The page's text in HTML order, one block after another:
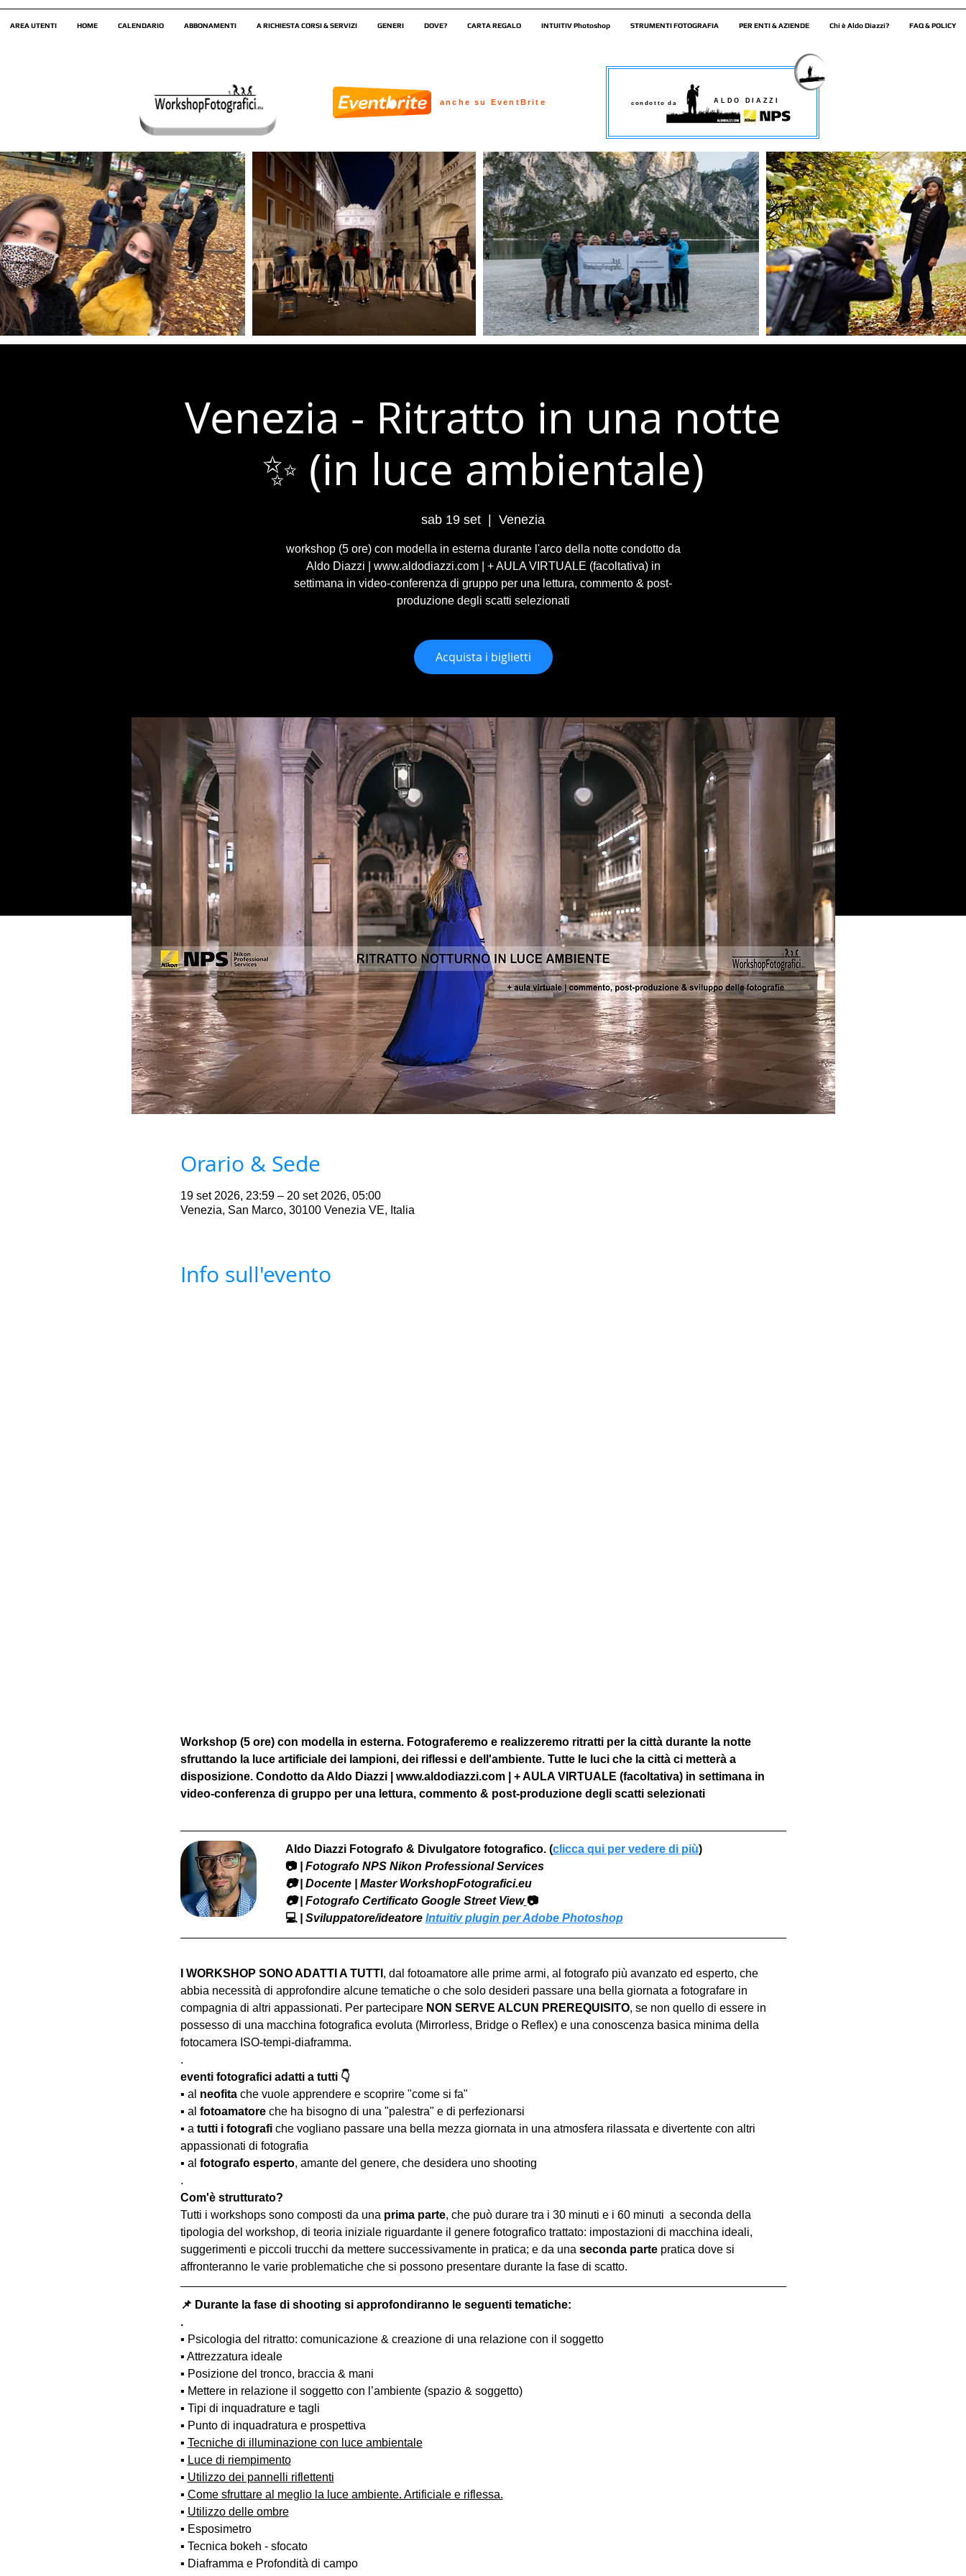
AREA UTENTI HOME CALENDARIO ABBONAMENTI A RICHIESTA CORSI & SERVIZI GENERI DOVE? CARTA REGALO INTUITIV Photoshop STRUMENTI FOTOGRAFIA PER ENTI & AZIENDE Chi è Aldo Diazzi? FAQ & POLICY
Venezia - Ritratto in una notte
✨ (in luce ambientale)
sab 19 set Venezia
workshop (5 ore) con modella in esterna durante l'arco della notte condotto da
Aldo Diazzi | www.aldodiazzi.com | + AULA VIRTUALE (facoltativa) in
settimana in video-conferenza di gruppo per una lettura, commento & post-
produzione degli scatti selezionati
Acquista i biglietti
Orario & Sede
19 set 2026, 23:59 – 20 set 2026, 05:00
Venezia, San Marco, 30100 Venezia VE, Italia
Info sull'evento
Workshop (5 ore) con modella in esterna. Fotograferemo e realizzeremo ritratti per la città durante la notte
sfruttando la luce artificiale dei lampioni, dei riflessi e dell'ambiente. Tutte le luci che la città ci metterà a
disposizione. Condotto da Aldo Diazzi | www.aldodiazzi.com | + AULA VIRTUALE (facoltativa) in settimana in
video-conferenza di gruppo per una lettura, commento & post-produzione degli scatti selezionati
Aldo Diazzi Fotografo & Divulgatore fotografico. (clicca qui per vedere di più)
📷 | Fotografo NPS Nikon Professional Services
​📷 | Docente | Master WorkshopFotografici.eu
📷 | Fotografo Certificato Google Street View 📷
💻 | Sviluppatore/ideatore Intuitiv plugin per Adobe Photoshop
I WORKSHOP SONO ADATTI A TUTTI , dal fotoamatore alle prime armi, al fotografo più avanzato ed esperto, che
abbia necessità di approfondire alcune tematiche o che solo desideri passare una bella giornata a fotografare in
compagnia di altri appassionati. Per partecipare NON SERVE ALCUN PREREQUISITO, se non quello di essere in
possesso di una macchina fotografica evoluta (Mirrorless, Bridge o Reflex) e una conoscenza basica minima della
fotocamera ISO-tempi-diaframma.
.
eventi fotografici adatti a tutti 👇
▪️ al neofita che vuole apprendere e scoprire "come si fa"
▪️ al fotoamatore che ha bisogno di una "palestra" e di perfezionarsi
▪️ a tutti i fotografi che vogliano passare una bella mezza giornata in una atmosfera rilassata e divertente con altri
appassionati di fotografia
▪️ al fotografo esperto, amante del genere, che desidera uno shooting
.
Com'è strutturato?
Tutti i workshops sono composti da una prima parte, che può durare tra i 30 minuti e i 60 minuti  a seconda della
tipologia del workshop, di teoria iniziale riguardante il genere fotografico trattato: impostazioni di macchina ideali,
suggerimenti e piccoli trucchi da mettere successivamente in pratica; e da una seconda parte pratica dove si
affronteranno le varie problematiche che si possono presentare durante la fase di scatto.
📌 Durante la fase di shooting si approfondiranno le seguenti tematiche:
.
▪️ Psicologia del ritratto: comunicazione & creazione di una relazione con il soggetto
▪️ Attrezzatura ideale
▪️ Posizione del tronco, braccia & mani
▪️ Mettere in relazione il soggetto con l’ambiente (spazio & soggetto)
▪️ Tipi di inquadrature e tagli
▪️ Punto di inquadratura e prospettiva
▪️ Tecniche di illuminazione con luce ambientale
▪️ Luce di riempimento
▪️ Utilizzo dei pannelli riflettenti
▪️ Come sfruttare al meglio la luce ambiente. Artificiale e riflessa.
▪️ Utilizzo delle ombre
▪️ Esposimetro
▪️ Tecnica bokeh - sfocato
▪️ Diaframma e Profondità di campo
condotto da ALDO DIAZZI
anche su EventBrite